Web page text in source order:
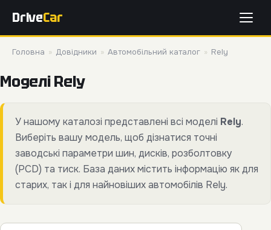
DriveCar
Головна » Довідники » Автомобільний каталог » Rely
Моделі Rely
У нашому каталозі представлені всі моделі Rely.
Виберіть вашу модель, щоб дізнатися точні
заводські параметри шин, дисків, розболтовку
(PCD) та тиск. База даних містить інформацію як для
старих, так і для найновіших автомобілів Rely.